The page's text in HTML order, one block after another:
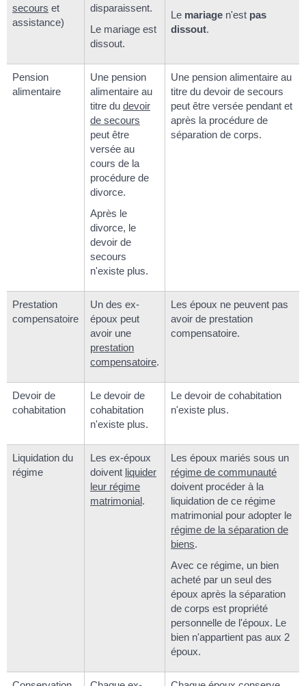
secours et
assistance)
disparaissent.
Le mariage est
dissout.
Le mariage n'est pas
dissout.
Pension
alimentaire
Une pension
alimentaire au
titre du devoir
de secours
peut être
versée au
cours de la
procédure de
divorce.
Après le
divorce, le
devoir de
secours
n'existe plus.
Une pension alimentaire au
titre du devoir de secours
peut être versée pendant et
après la procédure de
séparation de corps.
Prestation
compensatoire
Un des ex-
époux peut
avoir une
prestation
compensatoire.
Les époux ne peuvent pas
avoir de prestation
compensatoire.
Devoir de
cohabitation
Le devoir de
cohabitation
n'existe plus.
Le devoir de cohabitation
n'existe plus.
Liquidation du
régime
Les ex-époux
doivent liquider
leur régime
matrimonial.
Les époux mariés sous un
régime de communauté
doivent procéder à la
liquidation de ce régime
matrimonial pour adopter le
régime de la séparation de
biens.
Avec ce régime, un bien
acheté par un seul des
époux après la séparation
de corps est propriété
personnelle de l'époux. Le
bien n'appartient pas aux 2
époux.